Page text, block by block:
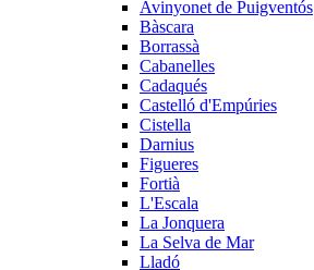
Avinyonet de Puigventós
Bàscara
Borrassà
Cabanelles
Cadaqués
Castelló d'Empúries
Cistella
Darnius
Figueres
Fortià
L'Escala
La Jonquera
La Selva de Mar
Lladó